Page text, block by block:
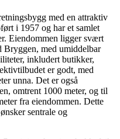
med en attraktiv
i 1957 og har et samlet
Eiendommen ligger svært
Bryggen, med umiddelbar
inkludert butikker,
er godt, med
unna. Det er også
omtrent 1000 meter, og til
fra eiendommen. Dette
sentrale og